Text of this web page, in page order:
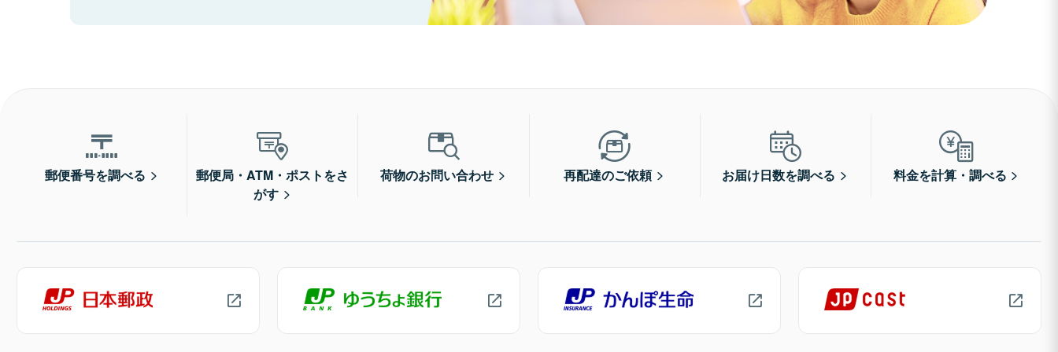
郵便番号を調べる
郵便局・ATM・ポストをさ
がす
荷物のお問い合わせ 再配達のご依頼 お届け日数を調べる 料金を計算・調べる